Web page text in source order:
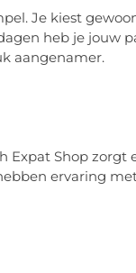
Je kiest
heb je jouw
aangenamer.
Expat Shop
ervaring